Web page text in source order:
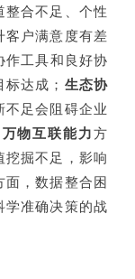
整合不足、个性
客户满意度有差
作工具和良好协
达成； 生态协
不足会阻碍企业
万物互联能力方
掘不足，影响
面，数据整合困
学准确决策的战